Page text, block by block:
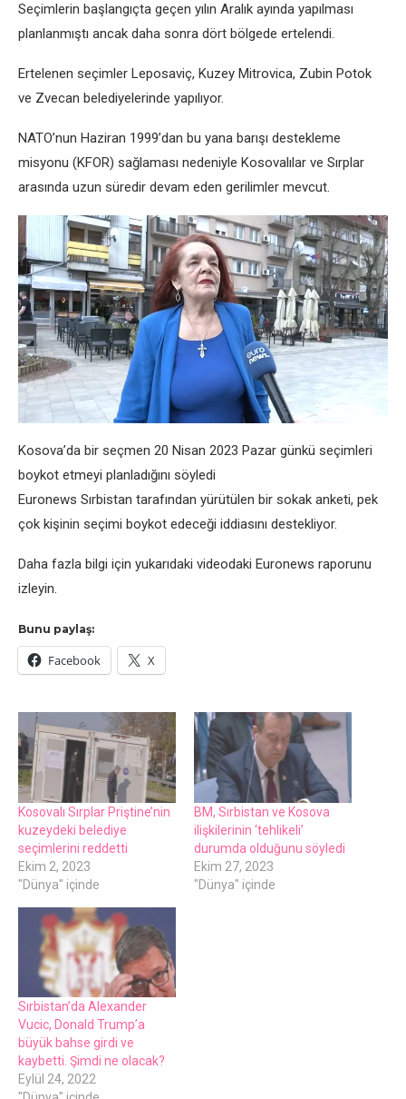
Seçimlerin başlangıçta geçen yılın Aralık ayında yapılması
planlanmıştı ancak daha sonra dört bölgede ertelendi.
Ertelenen seçimler Leposaviç, Kuzey Mitrovica, Zubin Potok
ve Zvecan belediyelerinde yapılıyor.
NATO’nun Haziran 1999’dan bu yana barışı destekleme
misyonu (KFOR) sağlaması nedeniyle Kosovalılar ve Sırplar
arasında uzun süredir devam eden gerilimler mevcut.
Kosova’da bir seçmen 20 Nisan 2023 Pazar günkü seçimleri
boykot etmeyi planladığını söyledi
Euronews Sırbistan tarafından yürütülen bir sokak anketi, pek
çok kişinin seçimi boykot edeceği iddiasını destekliyor.
Daha fazla bilgi için yukarıdaki videodaki Euronews raporunu
izleyin.
Bunu paylaş:
Facebook X
Kosovalı Sırplar Priştine’nin
kuzeydeki belediye
seçimlerini reddetti
Ekim 2, 2023
"Dünya" içinde
BM, Sırbistan ve Kosova
ilişkilerinin ‘tehlikeli’
durumda olduğunu söyledi
Ekim 27, 2023
"Dünya" içinde
Sırbistan’da Alexander
Vucic, Donald Trump’a
büyük bahse girdi ve
kaybetti. Şimdi ne olacak?
Eylül 24, 2022